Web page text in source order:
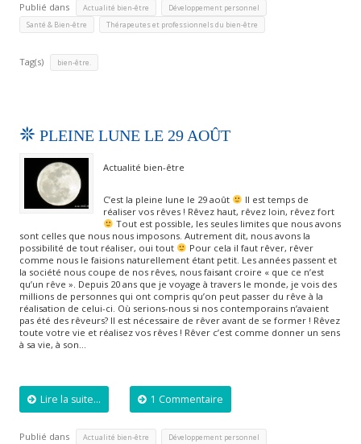
Publié dans Actualité bien-être Développement personnel
Santé & Bien-être Thérapeutes et professionnels du bien-être
Tag(s) bien-être.
PLEINE LUNE LE 29 AOÛT
Actualité bien-être
C’est la pleine lune le 29 août
Il est temps de
réaliser vos rêves ! Rêvez haut, rêvez loin, rêvez fort
Tout est possible, les seules limites que nous avons
sont celles que nous nous imposons. Autrement dit, nous avons la
possibilité de tout réaliser, oui tout
Pour cela il faut rêver, rêver
comme nous le faisions naturellement étant petit. Les années passent et
la société nous coupe de nos rêves, nous faisant croire « que ce n’est
qu’un rêve ». Depuis 20 ans que je voyage à travers le monde, je vois des
millions de personnes qui ont compris qu’on peut passer du rêve à la
réalisation de celui-ci. Où serions-nous si nos contemporains n’avaient
pas été des rêveurs? Il est nécessaire de rêver avant de se former ! Rêvez
toute votre vie et réalisez vos rêves ! Rêver c’est comme donner un sens
à sa vie, à son…
Lire la suite... 1 Commentaire
Publié dans Actualité bien-être Développement personnel